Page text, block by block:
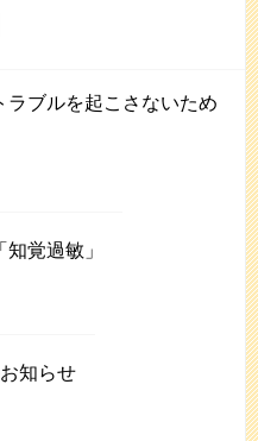
ラブルを起こさないため
覚過敏」
知らせ